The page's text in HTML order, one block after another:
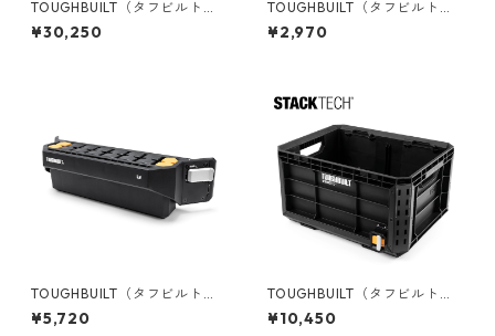
TOUGHBUILT（タフビルト）S
TACK TECH(スタックテック)
３ドロワー収納ボックス TB-B
¥30,250
TOUGHBUILT（タフビルト）S
TACK TECH(スタックテック)
サイドバー TB-B1-A-30
¥2,970
TOUGHBUILT（タフビルト）S
TACK TECH(スタックテック)
ハンドツールホルダー TB-B1-
¥5,720
TOUGHBUILT（タフビルト）S
TACK TECH(スタックテック)
クレートボックス TB-B1-X-5
¥10,450